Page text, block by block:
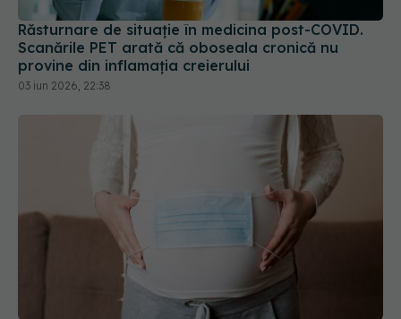
Răsturnare de situație în medicina post-COVID.
Scanările PET arată că oboseala cronică nu
provine din inflamația creierului
03 iun 2026, 22:38